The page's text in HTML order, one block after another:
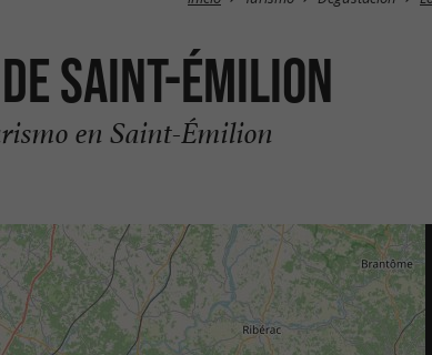
Saint-Émilion
en Saint-Émilion